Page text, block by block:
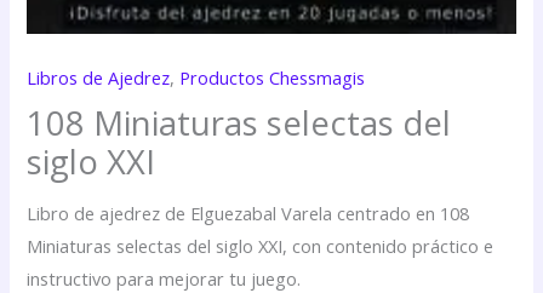
Libros de Ajedrez, Productos Chessmagis
108 Miniaturas selectas del
siglo XXI
Libro de ajedrez de Elguezabal Varela centrado en 108
Miniaturas selectas del siglo XXI, con contenido práctico e
instructivo para mejorar tu juego.